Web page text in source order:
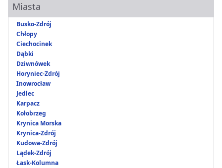
Miasta
Busko-Zdrój
Chłopy
Ciechocinek
Dąbki
Dziwnówek
Horyniec-Zdrój
Inowrocław
Jedlec
Karpacz
Kołobrzeg
Krynica Morska
Krynica-Zdrój
Kudowa-Zdrój
Lądek-Zdrój
Łask-Kolumna